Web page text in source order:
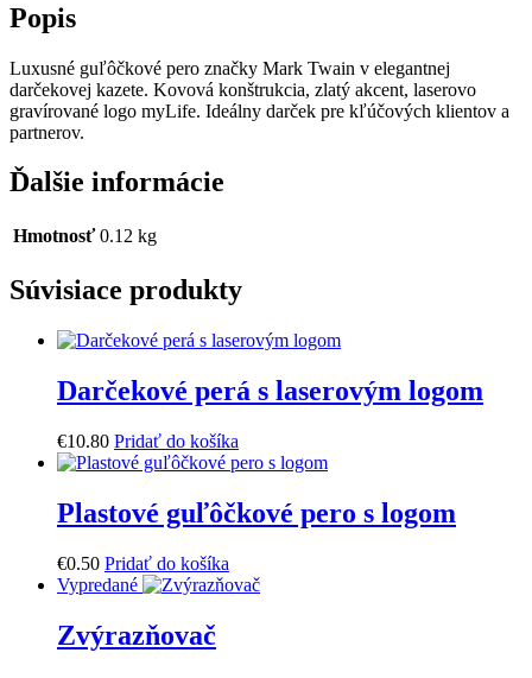
Popis
Luxusné guľôčkové pero značky Mark Twain v elegantnej
darčekovej kazete. Kovová konštrukcia, zlatý akcent, laserovo
gravírované logo myLife. Ideálny darček pre kľúčových klientov a
partnerov.
Ďalšie informácie
Hmotnosť 0.12 kg
Súvisiace produkty
Darčekové perá s laserovým logom
€10.80 Pridať do košíka
Plastové guľôčkové pero s logom
€0.50 Pridať do košíka
Vypredané
Zvýrazňovač